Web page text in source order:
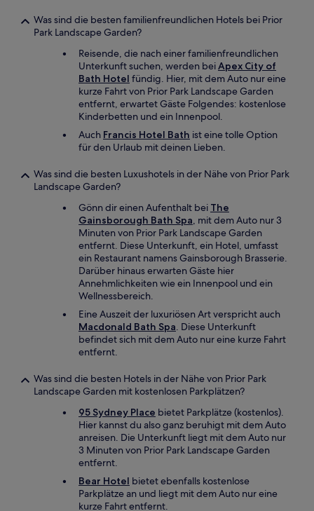
Was sind die besten familienfreundlichen Hotels bei Prior
Park Landscape Garden?
Reisende, die nach einer familienfreundlichen
Unterkunft suchen, werden beiApex City of
Bath Hotel fündig. Hier, mit dem Auto nur eine
kurze Fahrt von Prior Park Landscape Garden
entfernt, erwartet Gäste Folgendes: kostenlose
Kinderbetten und ein Innenpool.
Auch Francis Hotel Bath ist eine tolle Option
für den Urlaub mit deinen Lieben.
Was sind die besten Luxushotels in der Nähe von Prior Park
Landscape Garden?
Gönn dir einen Aufenthalt bei The
Gainsborough Bath Spa, mit dem Auto nur 3
Minuten von Prior Park Landscape Garden
entfernt. Diese Unterkunft, ein Hotel, umfasst
ein Restaurant namens Gainsborough Brasserie.
Darüber hinaus erwarten Gäste hier
Annehmlichkeiten wie ein Innenpool und ein
Wellnessbereich.
Eine Auszeit der luxuriösen Art verspricht auch
Macdonald Bath Spa. Diese Unterkunft
befindet sich mit dem Auto nur eine kurze Fahrt
entfernt.
Was sind die besten Hotels in der Nähe von Prior Park
Landscape Garden mit kostenlosen Parkplätzen?
95 Sydney Place bietet Parkplätze (kostenlos).
Hier kannst du also ganz beruhigt mit dem Auto
anreisen. Die Unterkunft liegt mit dem Auto nur
3 Minuten von Prior Park Landscape Garden
entfernt.
Bear Hotel bietet ebenfalls kostenlose
Parkplätze an und liegt mit dem Auto nur eine
kurze Fahrt entfernt.